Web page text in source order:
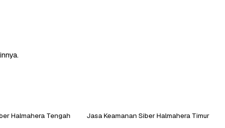
Halmahera Tengah Jasa Keamanan Siber Halmahera Timur